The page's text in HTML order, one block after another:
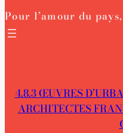
Pour l’amour du
4.8.3 ŒUVRES
ARCHITECTES